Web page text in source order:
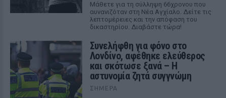
Μάθετε για τη σύλληψη 66χρονου που
αυνανιζόταν στη Νέα Αγχίαλο. Δείτε τις
λεπτομέρειες και την απόφαση του
δικαστηρίου. Διαβάστε τώρα!
Συνελήφθη για φόνο στο
Λονδίνο, αφέθηκε ελεύθερος
και σκότωσε ξανά – Η
αστυνομία ζητά συγγνώμη
ΣΉΜΕΡΑ